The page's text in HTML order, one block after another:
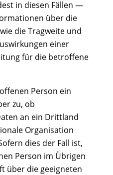
in diesen Fällen —
über die
die Tragweite und
einer
für die betroffene
Person ein
zu, ob
an ein Drittland
Organisation
dies der Fall ist,
Person im Übrigen
über die geeigneten